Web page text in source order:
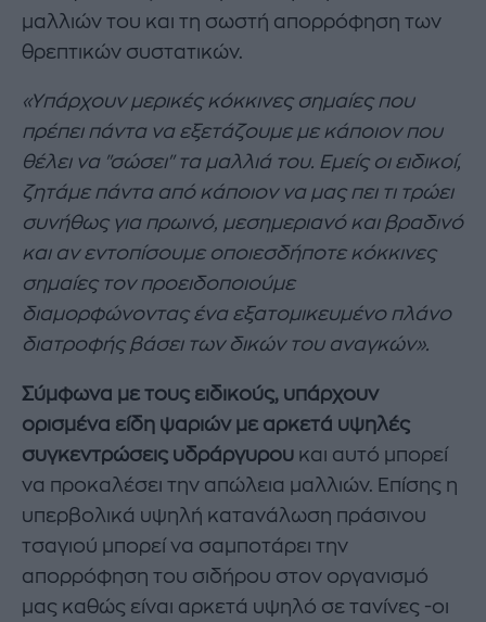
μαλλιών του και τη σωστή απορρόφηση των
θρεπτικών συστατικών.
«Υπάρχουν μερικές κόκκινες σημαίες που
πρέπει πάντα να εξετάζουμε με κάποιον που
θέλει να "σώσει" τα μαλλιά του. Εμείς οι ειδικοί,
ζητάμε πάντα από κάποιον να μας πει τι τρώει
συνήθως για πρωινό, μεσημεριανό και βραδινό
και αν εντοπίσουμε οποιεσδήποτε κόκκινες
σημαίες τον προειδοποιούμε
διαμορφώνοντας ένα εξατομικευμένο πλάνο
διατροφής βάσει των δικών του αναγκών».
Σύμφωνα με τους ειδικούς, υπάρχουν
ορισμένα είδη ψαριών με αρκετά υψηλές
συγκεντρώσεις υδράργυρου και αυτό μπορεί
να προκαλέσει την απώλεια μαλλιών. Επίσης η
υπερβολικά υψηλή κατανάλωση πράσινου
τσαγιού μπορεί να σαμποτάρει την
απορρόφηση του σιδήρου στον οργανισμό
μας καθώς είναι αρκετά υψηλό σε τανίνες -οι